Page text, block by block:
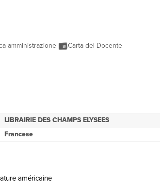
amministrazione Carta del Docente
LIBRAIRIE DES CHAMPS ELYSEES
Francese
américaine